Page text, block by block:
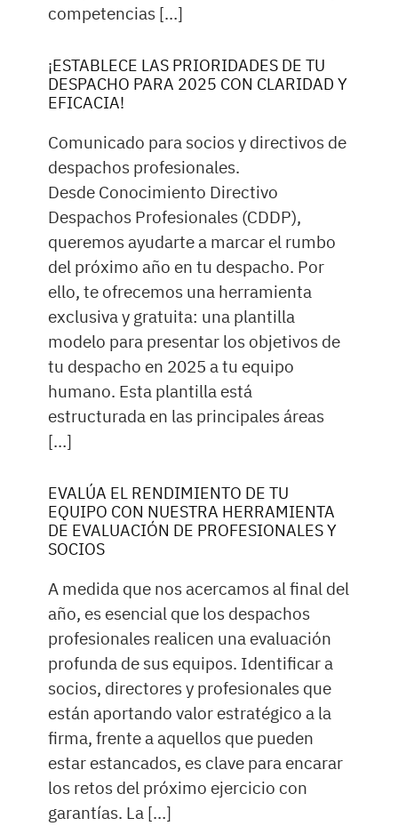
competencias […]
¡ESTABLECE LAS PRIORIDADES DE TU
DESPACHO PARA 2025 CON CLARIDAD Y
EFICACIA!
Comunicado para socios y directivos de
despachos profesionales.
Desde Conocimiento Directivo
Despachos Profesionales (CDDP),
queremos ayudarte a marcar el rumbo
del próximo año en tu despacho. Por
ello, te ofrecemos una herramienta
exclusiva y gratuita: una plantilla
modelo para presentar los objetivos de
tu despacho en 2025 a tu equipo
humano. Esta plantilla está
estructurada en las principales áreas
[…]
EVALÚA EL RENDIMIENTO DE TU
EQUIPO CON NUESTRA HERRAMIENTA
DE EVALUACIÓN DE PROFESIONALES Y
SOCIOS
A medida que nos acercamos al final del
año, es esencial que los despachos
profesionales realicen una evaluación
profunda de sus equipos. Identificar a
socios, directores y profesionales que
están aportando valor estratégico a la
firma, frente a aquellos que pueden
estar estancados, es clave para encarar
los retos del próximo ejercicio con
garantías. La […]